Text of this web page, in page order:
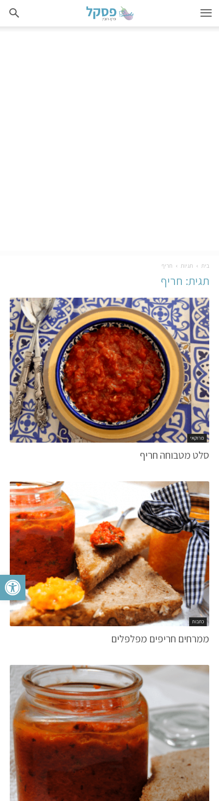
פתח
בית תגיות חריף
תגית: חריף
מרוקאי
סלט מטבוחה חריף
כתבות
ממרחים חריפים מפלפלים